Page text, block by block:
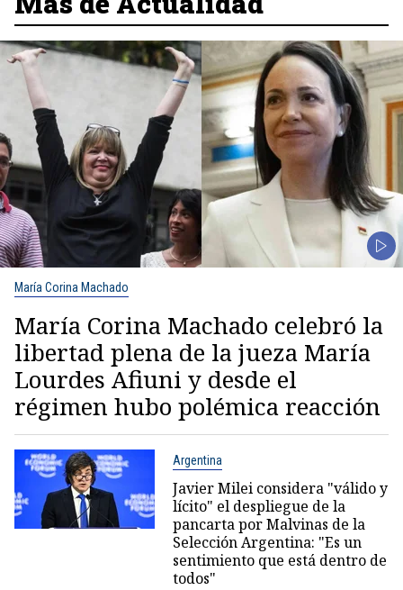
María Corina Machado
María Corina Machado celebró la
libertad plena de la jueza María
Lourdes Afiuni y desde el
régimen hubo polémica reacción
Argentina
Javier Milei considera "válido y
lícito" el despliegue de la
pancarta por Malvinas de la
Selección Argentina: "Es un
sentimiento que está dentro de
todos"